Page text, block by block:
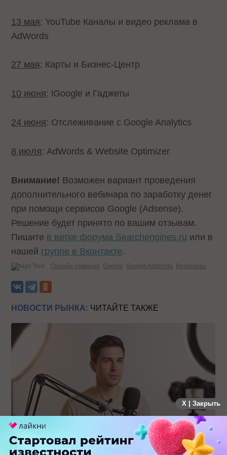
13 мая: YouTube Каналы и видео реклама в
AdWords
27 мая: Карты и Бизнес-Центр
10 июня: iGoogle и Гаджеты
24 июня: Отслеживание с Google Analytics
8 июля: AdWords & Website Optimizer
Внимание! Возможен вариант проведения
дополнительного вебинара по заработку денег
при помощи сервисов Google (Adsense).
Решение будет принято по вашим отзывам.
Пишите в ветке форума Searchengines.ru или в
нашей группе в Вконтакте.
Теги: Онлайн-семинар Google Google AdWords Вебинары
НОВОСТИ РЫНКА: ЧИТАЙТЕ ТАКЖЕ
Российский рынок инфлюенс-маркетинга вошел в фазу
стагнации после нескольких лет роста
X | Закрыть